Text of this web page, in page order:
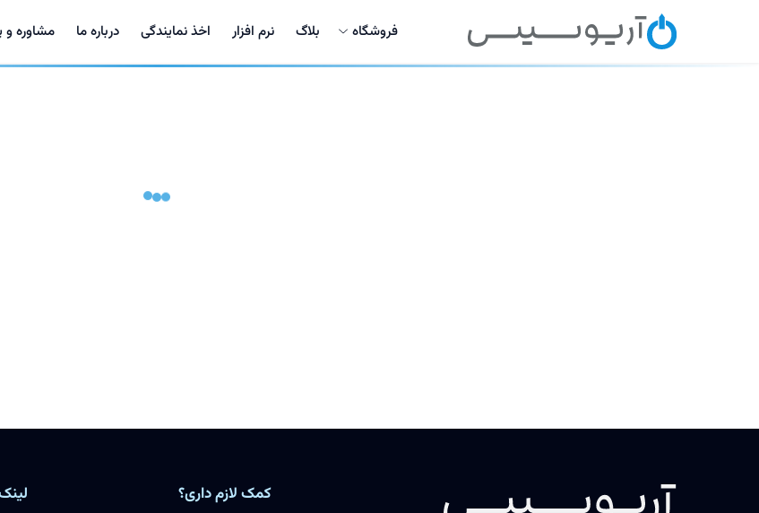
فروشگاه بلاگ نرم افزار اخذ نمایندگی درباره ما مشاوره و
کمک لازم داری؟